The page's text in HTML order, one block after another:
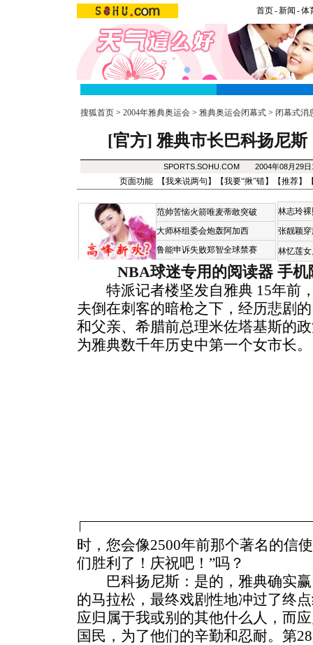
首页-新闻 -体
搜狐首页 > 2004年雅典奥运会 > 雅典奥运会闭幕式 > 闭幕式消
[官方] 雅典市长巴科扬尼
SPORTS.SOHU.COM 2004年08月29
页面功能 【我来说两句 】【我要“揪”错】【推荐】
范帅苦恼火箭唯麦蒂敢突破
大师杯组委会炮轰阿加西
鲁能申诉失败郑智全球禁赛
林志玲
张靓颖
林忆莲
NBA球迷专用的阅读器 手机
特派记者楼坚发自雅典 15年前，
夫倒在刺客的暗枪之下，经历悲剧
和父亲、希腊前总理米佐塔基斯的
为雅典数千年历史中第一个女市长。
时，您会像2500年前那个著名的信
们胜利了！庆祝吧！”吗？
巴科扬尼斯：是的，雅典确实赢
的马拉松，最终戏剧性地冲过了终
应归属于我或别的其他什么人，而
国民，为了他们的辛勤和忍耐。第